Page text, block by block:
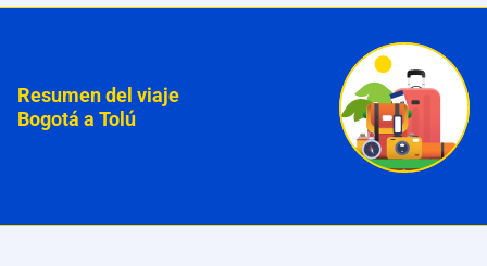
Resumen del viaje
Bogotá a Tolú